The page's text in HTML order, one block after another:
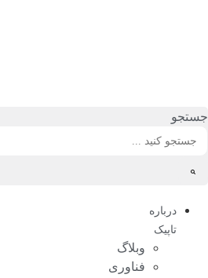
جستجو
درباره
تاپیک
وبلاگ
فناوری